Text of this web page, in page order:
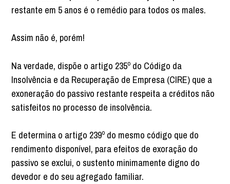
restante em 5 anos é o remédio para todos os males.
Assim não é, porém!
Na verdade, dispõe o artigo 235º do Código da
Insolvência e da Recuperação de Empresa (CIRE) que a
exoneração do passivo restante respeita a créditos não
satisfeitos no processo de insolvência.
E determina o artigo 239º do mesmo código que do
rendimento disponível, para efeitos de exoração do
passivo se exclui, o sustento minimamente digno do
devedor e do seu agregado familiar.